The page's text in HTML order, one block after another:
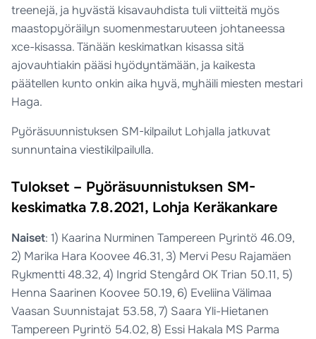
treenejä, ja hyvästä kisavauhdista tuli viitteitä myös
maastopyöräilyn suomenmestaruuteen johtaneessa
xce-kisassa. Tänään keskimatkan kisassa sitä
ajovauhtiakin pääsi hyödyntämään, ja kaikesta
päätellen kunto onkin aika hyvä, myhäili miesten mestari
Haga.
Pyöräsuunnistuksen SM-kilpailut Lohjalla jatkuvat
sunnuntaina viestikilpailulla.
Tulokset – Pyöräsuunnistuksen SM-
keskimatka 7.8.2021, Lohja Keräkankare
Naiset: 1) Kaarina Nurminen Tampereen Pyrintö 46.09,
2) Marika Hara Koovee 46.31, 3) Mervi Pesu Rajamäen
Rykmentti 48.32, 4) Ingrid Stengård OK Trian 50.11, 5)
Henna Saarinen Koovee 50.19, 6) Eveliina Välimaa
Vaasan Suunnistajat 53.58, 7) Saara Yli-Hietanen
Tampereen Pyrintö 54.02, 8) Essi Hakala MS Parma